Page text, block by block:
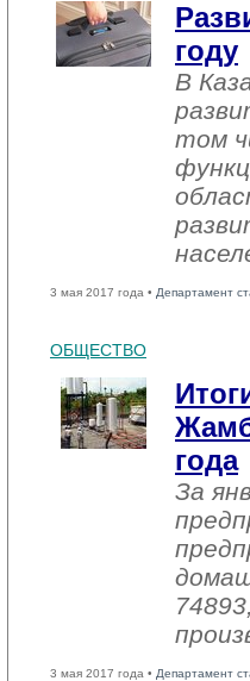
году
В
том
3 мая 2017 года • Департамент
ОБЩЕСТВО
года
За
3 мая 2017 года • Департамент